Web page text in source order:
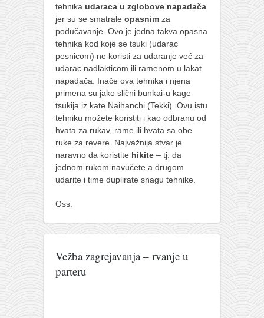
tehnika udaraca u zglobove napadača
jer su se smatrale opasnim za
podučavanje. Ovo je jedna takva opasna
tehnika kod koje se tsuki (udarac
pesnicom) ne koristi za udaranje već za
udarac nadlakticom ili ramenom u lakat
napadača. Inače ova tehnika i njena
primena su jako slični bunkai-u kage
tsukija iz kate Naihanchi (Tekki). Ovu istu
tehniku možete koristiti i kao odbranu od
hvata za rukav, rame ili hvata sa obe
ruke za revere. Najvažnija stvar je
naravno da koristite hikite – tj. da
jednom rukom navučete a drugom
udarite i time duplirate snagu tehnike.
Oss.
Vežba zagrejavanja – rvanje u
parteru